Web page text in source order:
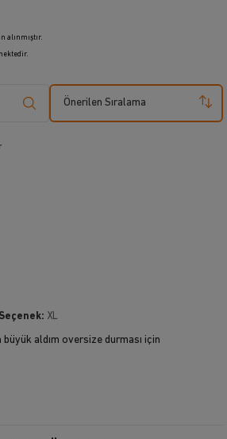
alınmıştır.
Önerilen Sıralama
Seçenek: XL
aldım oversize durması için